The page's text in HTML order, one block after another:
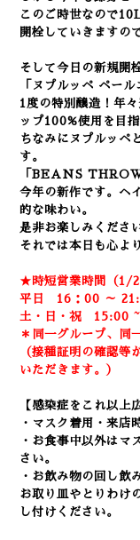
このご時世なので
開栓していきますの
そして今日の新規開
「ヌプルッペ ペー
1度の特別醸造！年
ップ100%使用を目
ちなみにヌプルッペ
す。
「BEANS THROW
今年の新作です。 ヘ
的な味わい。
是非お楽しみくださ
それでは本日も心よ
★時短営業時間（1/
平日 16：00 ～
土・日・祝 15:00
＊同一グループ、同
（接種証明の確認等
いただきます。）
【感染症をこれ以上
・マスク着用・来店
・お食事中以外はマ
さい。
・お飲み物の回し飲
お取り皿やとりわけ
し付けください。